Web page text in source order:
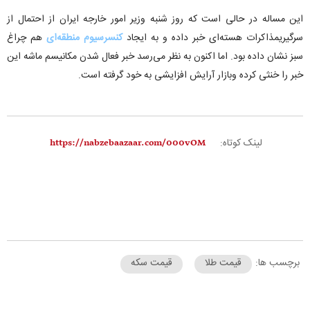
این مساله در حالی است که روز شنبه وزیر امور خارجه ایران از احتمال از
سرگیریمذاکرات هسته‌ای خبر داده و به ایجادکنسرسیوم منطقه‌ای هم چراغ
سبز نشان داده بود. اما اکنون به نظر می‌رسد خبر فعال شدن مکانیسم ماشه این
خبر را خنثی کرده وبازار آرایش افزایشی به خود گرفته است.
لینک کوتاه:
برچسب ها: قیمت طلا قیمت سکه